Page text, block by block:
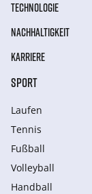
TECHNOLOGIE
NACHHALTIGKEIT
KARRIERE
SPORT
Laufen
Tennis
Fußball
Volleyball
Handball